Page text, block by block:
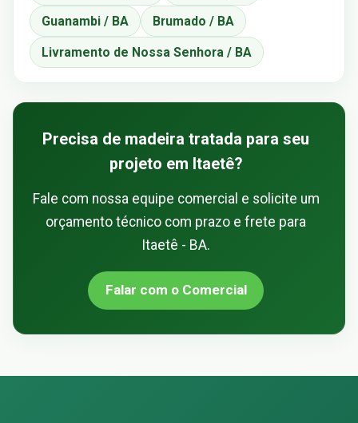
Guanambi / BA Brumado / BA
Livramento de Nossa Senhora / BA
Precisa de madeira tratada para seu
projeto em Itaetê?
Fale com nossa equipe comercial e solicite um
orçamento técnico com prazo e frete para
Itaetê - BA.
Falar com o Comercial